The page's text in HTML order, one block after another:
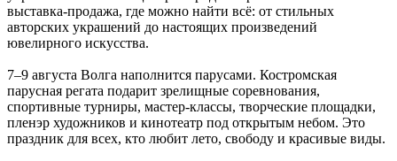
выставка-продажа, где можно найти всё: от стильных
авторских украшений до настоящих произведений
ювелирного искусства.
7–9 августа Волга наполнится парусами. Костромская
парусная регата подарит зрелищные соревнования,
спортивные турниры, мастер-классы, творческие площадки,
пленэр художников и кинотеатр под открытым небом. Это
праздник для всех, кто любит лето, свободу и красивые виды.